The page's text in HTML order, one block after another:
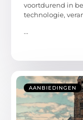
voortdurend in
technologie,
...
AANBIEDINGEN